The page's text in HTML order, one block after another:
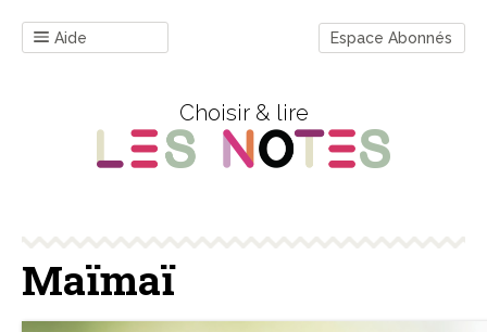
Aide Espace Abonnés
Choisir & lire
Maïmaï